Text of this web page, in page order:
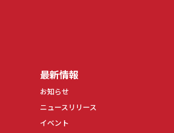
最新情報
お知らせ
ニュースリリース
イベント